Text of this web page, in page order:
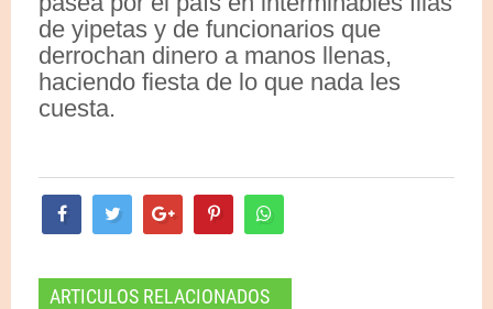
de yipetas y de funcionarios que
derrochan dinero a manos llenas,
haciendo fiesta de lo que nada les
cuesta.
ARTICULOS RELACIONADOS